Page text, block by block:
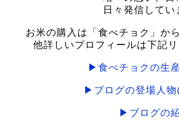
日々発信してい
お米の購入は「食べチョク」か
他詳しいプロフィールは下記
▶食べチョクの生
▶ブログの登場人
▶ブログの